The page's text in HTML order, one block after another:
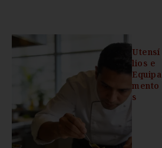
Utensí
lios e
Equipa
mento
s